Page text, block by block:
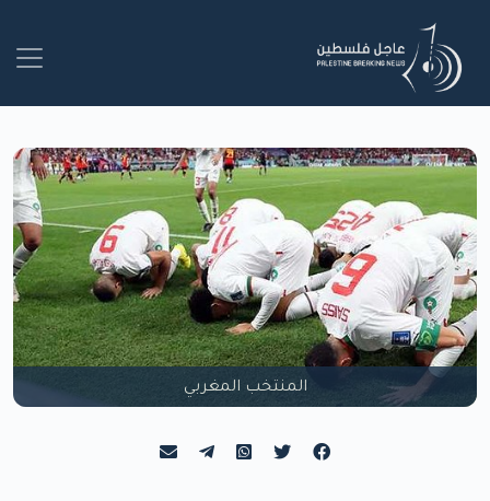
المنتخب المغربي